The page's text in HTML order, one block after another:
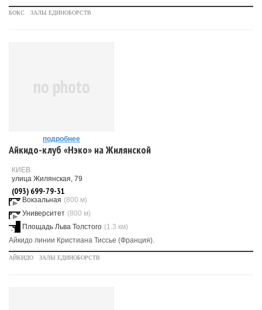
БОКС ЗАЛЫ ЕДИНОБОРСТВ
no photo
подробнее
Айкидо-клуб «Нэко» на Жилянской
КИЕВ
улица Жилянская, 79
(093) 699-79-31
Вокзальная (800 м)
Университет (800 м)
Площадь Льва Толстого (1.3 км)
Айкидо линии Кристиана Тиссье (Франция).
АЙКИДО ЗАЛЫ ЕДИНОБОРСТВ